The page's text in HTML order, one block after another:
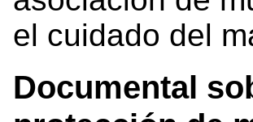
el cuidado del
Documental